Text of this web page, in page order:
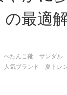
の最適
ぺたんこ靴 サンダル
人気ブランド
夏トレ